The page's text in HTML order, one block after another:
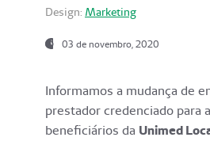
Design: Marketing
03 de novembro, 2020
Informamos a mudança de
prestador credenciado para
beneficiários da Unimed